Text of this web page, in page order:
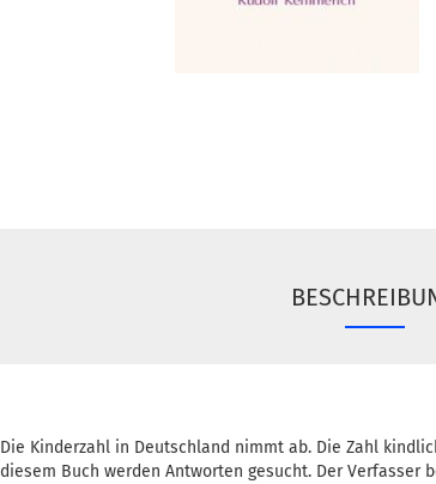
Die Kinderzahl in Deutschland nimmt ab. Die Zahl
diesem Buch werden Antworten gesucht. Der